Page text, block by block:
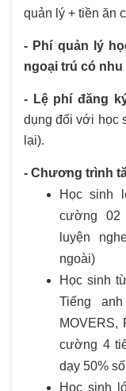
quản lý + tiền ăn
- Phí quản lý
ngoại trú có nhu
- Lệ phí đăng
dụng đối với học
lại).
- Chương trình
Học sinh
cường 02
luyện
ngoài)
Học sinh
Tiếng
MOVERS,
cường 4
dạy 50%
Học sinh